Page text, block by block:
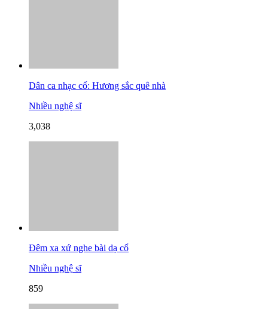
Dân ca nhạc cổ: Hương sắc quê nhà
Nhiều nghệ sĩ
3,038
Đêm xa xứ nghe bài dạ cổ
Nhiều nghệ sĩ
859